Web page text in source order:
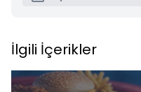
İlgili İçerikler